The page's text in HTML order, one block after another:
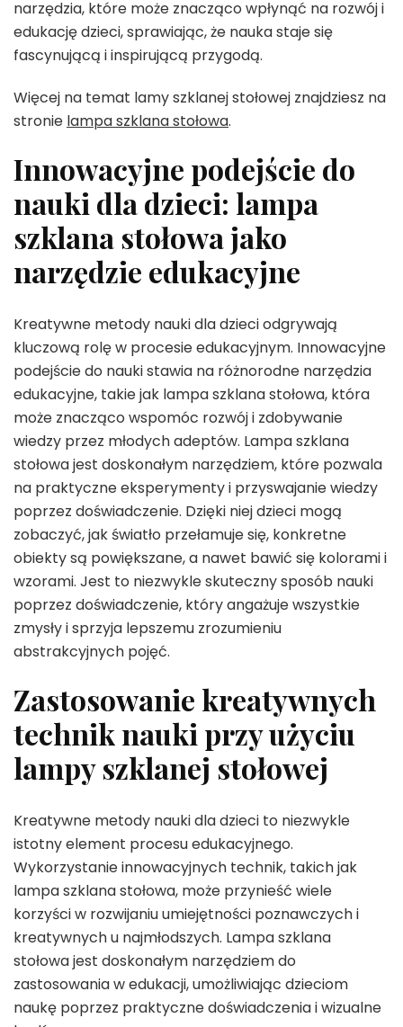
narzędzia, które może znacząco wpłynąć na rozwój i
edukację dzieci, sprawiając, że nauka staje się
fascynującą i inspirującą przygodą.
Więcej na temat lamy szklanej stołowej znajdziesz na
stronie lampa szklana stołowa.
Innowacyjne podejście do
nauki dla dzieci: lampa
szklana stołowa jako
narzędzie edukacyjne
Kreatywne metody nauki dla dzieci odgrywają
kluczową rolę w procesie edukacyjnym. Innowacyjne
podejście do nauki stawia na różnorodne narzędzia
edukacyjne, takie jak lampa szklana stołowa, która
może znacząco wspomóc rozwój i zdobywanie
wiedzy przez młodych adeptów. Lampa szklana
stołowa jest doskonałym narzędziem, które pozwala
na praktyczne eksperymenty i przyswajanie wiedzy
poprzez doświadczenie. Dzięki niej dzieci mogą
zobaczyć, jak światło przełamuje się, konkretne
obiekty są powiększane, a nawet bawić się kolorami i
wzorami. Jest to niezwykle skuteczny sposób nauki
poprzez doświadczenie, który angażuje wszystkie
zmysły i sprzyja lepszemu zrozumieniu
abstrakcyjnych pojęć.
Zastosowanie kreatywnych
technik nauki przy użyciu
lampy szklanej stołowej
Kreatywne metody nauki dla dzieci to niezwykle
istotny element procesu edukacyjnego.
Wykorzystanie innowacyjnych technik, takich jak
lampa szklana stołowa, może przynieść wiele
korzyści w rozwijaniu umiejętności poznawczych i
kreatywnych u najmłodszych. Lampa szklana
stołowa jest doskonałym narzędziem do
zastosowania w edukacji, umożliwiając dzieciom
naukę poprzez praktyczne doświadczenia i wizualne